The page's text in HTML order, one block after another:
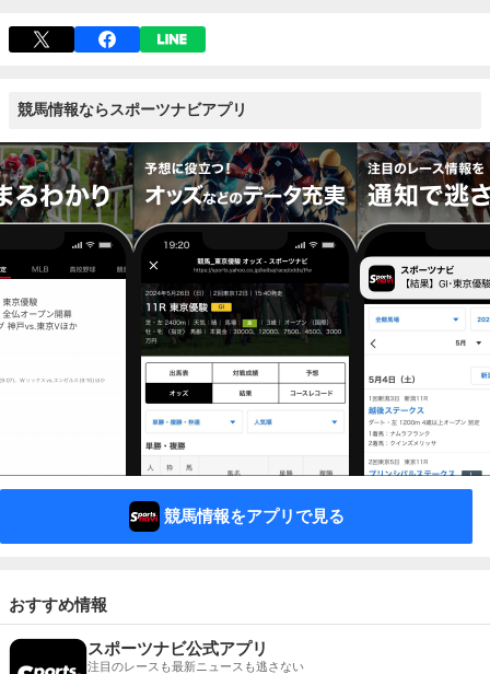
競馬情報ならスポーツナビアプリ
競馬情報をアプリで見る
おすすめ情報
スポーツナビ公式アプリ
注目のレースも最新ニュースも逃さない